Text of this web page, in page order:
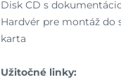
Disk CD s
Hardvér pre montáž do
karta
Užitočné linky: